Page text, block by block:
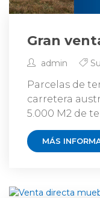
Gran
admin
Parcelas de
carretera
5.000 M2 de
MÁS